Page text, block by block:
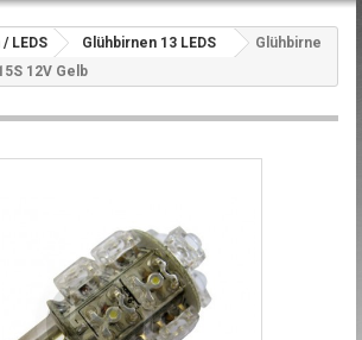
LEDS Glühbirnen 13 LEDS
Glühbirne
12V Gelb